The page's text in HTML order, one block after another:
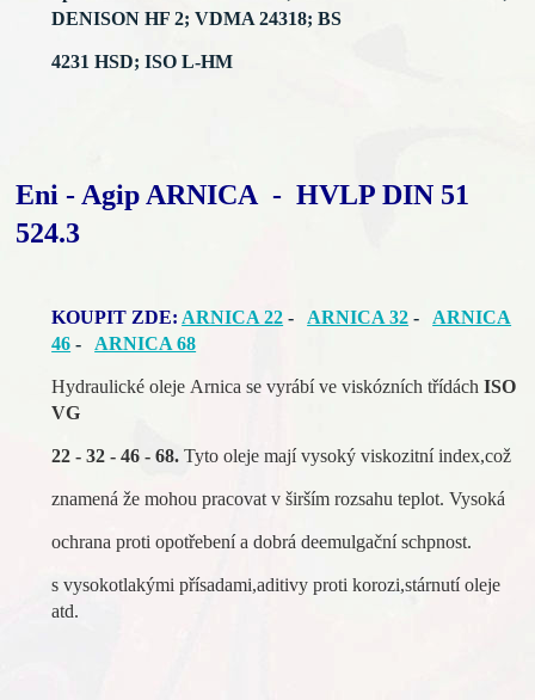
DENISON HF 2; VDMA 24318; BS
4231 HSD; ISOL-HM
Eni - Agip ARNICA - HVLP DIN 51
524.3
KOUPIT ZDE: ARNICA 22 - ARNICA 32 - ARNICA
46 - ARNICA 68
Hydraulické oleje Arnica se vyrábí ve viskózních třídách ISO
VG
22 - 32 - 46 - 68. Tyto oleje mají vysoký viskozitní index,což
znamená že mohou pracovat v širším rozsahu teplot. Vysoká
ochrana proti opotřebení a dobrá deemulgační schpnost.
s vysokotlakými přísadami,aditivy proti korozi,stárnutí oleje
atd.